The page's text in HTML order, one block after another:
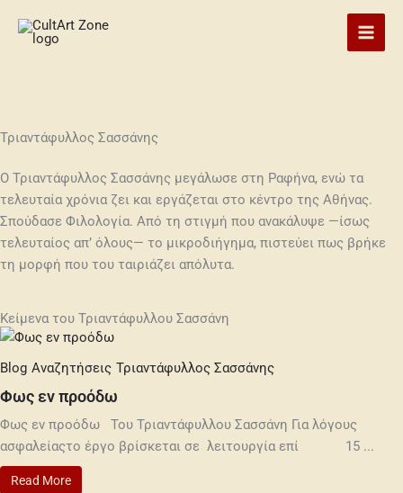
Τριαντάφυλλος Σασσάνης
Ο Τριαντάφυλλος Σασσάνης μεγάλωσε στη Ραφήνα, ενώ τα
τελευταία χρόνια ζει και εργάζεται στο κέντρο της Αθήνας.
Σπούδασε Φιλολογία. Από τη στιγμή που ανακάλυψε —ίσως
τελευταίος απ’ όλους— το μικροδιήγημα, πιστεύει πως βρήκε
τη μορφή που του ταιριάζει απόλυτα.
Κείμενα του Τριαντάφυλλου Σασσάνη
Blog Αναζητήσεις Τριαντάφυλλος Σασσάνης
Φως εν προόδω
Φως εν προόδω Του Τριαντάφυλλου Σασσάνη Για λόγους
ασφαλείαςτο έργο βρίσκεται σε λειτουργία επί 15 ...
Read More